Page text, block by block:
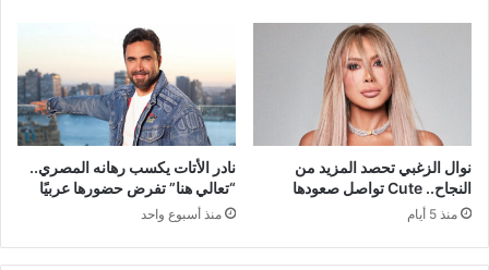
نوال الزغبي تحصد المزيد من
النجاح.. Cute تواصل صعودها
منذ 5 أيام
نادر الأتات يكسب رهانه المصري..
“تعالي هنا” تفرض حضورها عربيًا
منذ أسبوع واحد